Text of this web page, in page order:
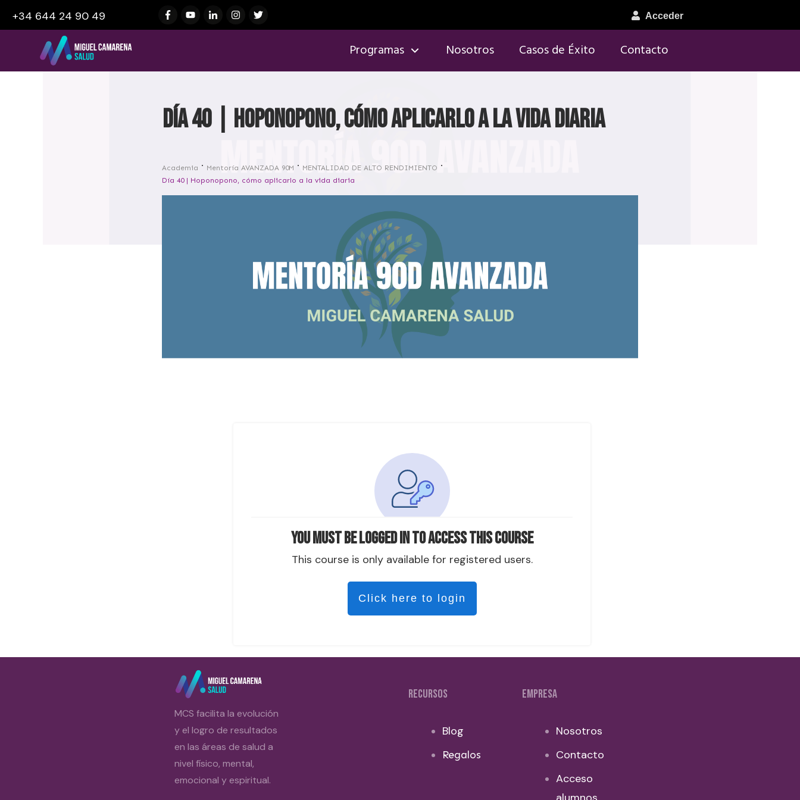
+34 644 24 90 49 Acceder
Programas Nosotros Casos de Éxito Contacto
Día 40 | Hoponopono, cómo aplicarlo a la vida diaria
Academia Mentoría AVANZADA 90M
MENTALIDAD DE ALTO RENDIMIENTO
Día 40 | Hoponopono, cómo aplicarlo a la vida diaria
You must be logged in to access this course
This course is only available for registered users.
Click here to login
MCS facilita la evolución
y el logro de resultados
en las áreas de salud a
nivel físico, mental,
emocional y espiritual.
RECURSOS
Blog
Regalos
EMPRESA
Nosotros
Contacto
Acceso